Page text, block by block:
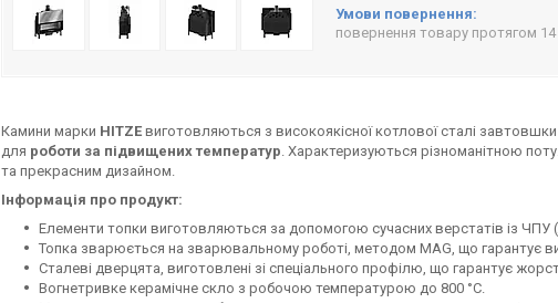
повернення товару протягом
Камини марки HITZE виготовляються з високоякісної котлової сталі
для роботи за підвищених температур. Характеризуються різноманітною
та прекрасним дизайном.
Інформація про продукт:
Елементи топки виготовляються за допомогою сучасних верстатів із ЧПУ
Топка зварюється на зварювальному роботі, методом MAG, що гарантує
Сталеві дверцята, виготовлені зі спеціального профілю, що гарантує
Вогнетривке керамічне скло з робочою температурою до 800 °C.